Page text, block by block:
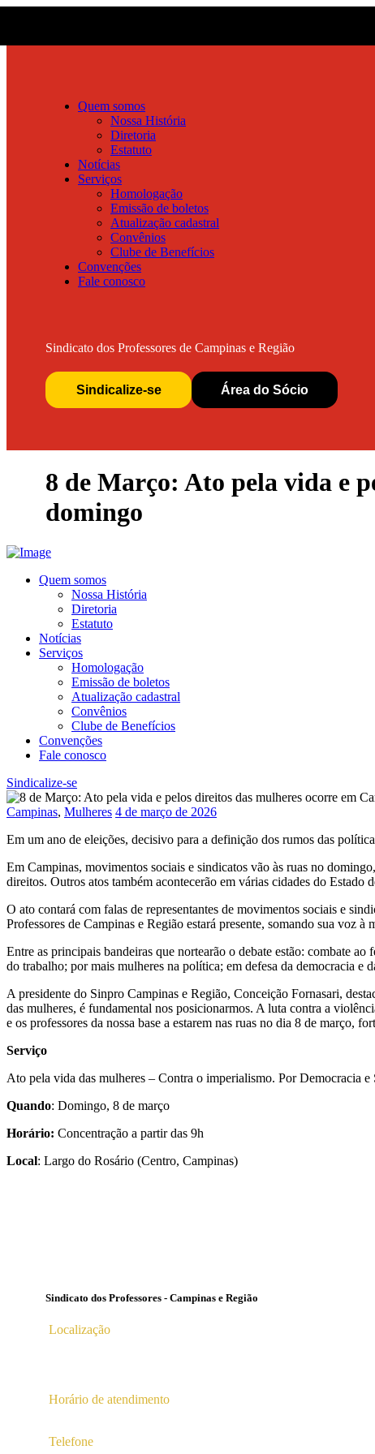
Quem somos
Nossa História
Diretoria
Estatuto
Notícias
Serviços
Homologação
Emissão de boletos
Atualização cadastral
Convênios
Clube de Benefícios
Convenções
Fale conosco
Sindicato dos Professores de Campinas e Região
Sindicalize-se Área do Sócio
8 de Março: Ato pela vida e
domingo
Quem somos
Nossa História
Diretoria
Estatuto
Notícias
Serviços
Homologação
Emissão de boletos
Atualização cadastral
Convênios
Clube de Benefícios
Convenções
Fale conosco
Sindicalize-se
Campinas, Mulheres 4 de março de 2026
Em um ano de eleições, decisivo para a definição dos rumos das
Em Campinas, movimentos sociais e sindicatos vão às ruas no
direitos. Outros atos também acontecerão em várias cidades do
O ato contará com falas de representantes de movimentos sociais e
Professores de Campinas e Região estará presente, somando sua voz
Entre as principais bandeiras que nortearão o debate estão: combate
do trabalho; por mais mulheres na política; em defesa da democracia e
A presidente do Sinpro Campinas e Região, Conceição Fornasari,
das mulheres, é fundamental nos posicionarmos. A luta contra a
e os professores da nossa base a estarem nas ruas no dia 8 de março,
Serviço
Ato pela vida das mulheres – Contra o imperialismo. Por Democracia
Quando: Domingo, 8 de março
Horário: Concentração a partir das 9h
Local: Largo do Rosário (Centro, Campinas)
Sindicato dos Professores - Campinas e Região
Localização
Horário de atendimento
Telefone